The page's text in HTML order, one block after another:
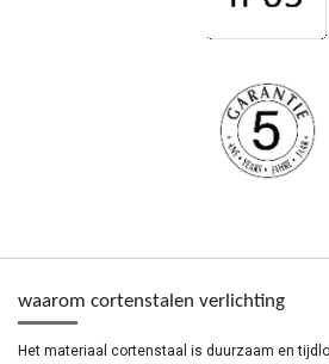
waarom cortenstalen verlichting
Het materiaal cortenstaal is duurzaam en